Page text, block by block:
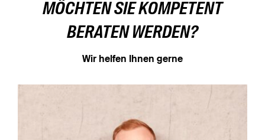
MÖCHTEN SIE KOMPETENT
BERATEN WERDEN?
Wir helfen Ihnen gerne